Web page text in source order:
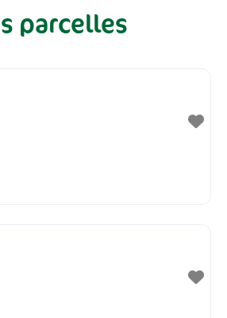
parcelles